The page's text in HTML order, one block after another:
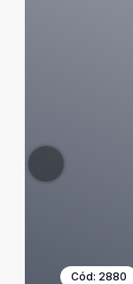
Cód: 2880